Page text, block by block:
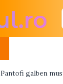
Pantofi galben